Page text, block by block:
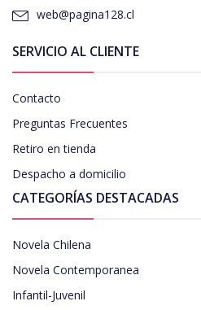
web@pagina128.cl
SERVICIO AL CLIENTE
Contacto
Preguntas Frecuentes
Retiro en tienda
Despacho a domicilio
CATEGORÍAS DESTACADAS
Novela Chilena
Novela Contemporanea
Infantil-Juvenil